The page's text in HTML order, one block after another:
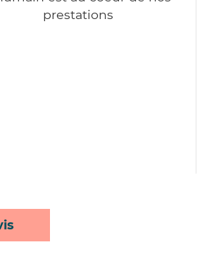
prestations